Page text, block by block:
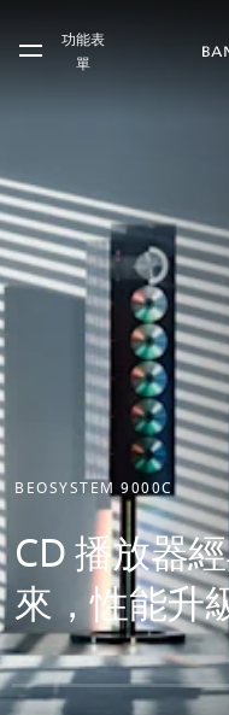
Skip to main footer
功能表
單
BEOSYSTEM 9000C
CD 播放器
來，性能升